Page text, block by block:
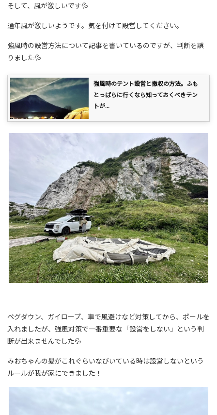
そして、風が激しいです💦
通年風が激しいようです。気を付けて設営してください。
強風時の設営方法について記事を書いているのですが、判断を誤
りました💦
強風時のテント設営と撤収の方法。ふも
とっぱらに行くなら知っておくべきテン
トが...
ペグダウン、ガイロープ、車で風避けなど対策してから、ポールを
入れましたが、強風対策で一番重要な「設営をしない」という判
断が出来ませんでした💦
みおちゃんの髪がこれぐらいなびいている時は設営しないという
ルールが我が家にできました！